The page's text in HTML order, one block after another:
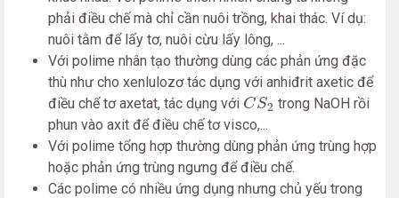
phải điều chế mà chỉ cần nuôi trồng, khai thác. Ví dụ:
nuôi tằm để lấy tơ, nuôi cừu lấy lông, ...
Với polime nhân tạo thường dùng các phản ứng đặc
thù như cho xenlulozơ tác dụng với anhiđrit axetic để
điều chế tơ axetat, tác dụng với CS2
CS2 trong NaOH rồi
phun vào axit để điều chế tơ visco,...
Với polime tổng hợp thường dùng phản ứng trùng hợp
hoặc phản ứng trùng ngưng để điều chế.
Các polime có nhiều ứng dụng nhưng chủ yếu trong